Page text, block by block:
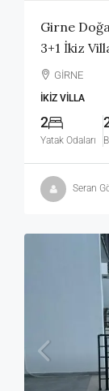
Girne
3+1 İkiz
GİRNE
İKIZ VILLA
2
Yatak Odaları
Seran